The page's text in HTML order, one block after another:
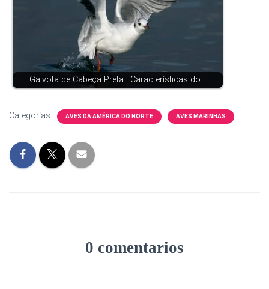
Gaivota de Cabeça Preta | Características do…
Categorías: AVES DA AMÉRICA DO NORTE AVES MARINHAS
0 comentarios